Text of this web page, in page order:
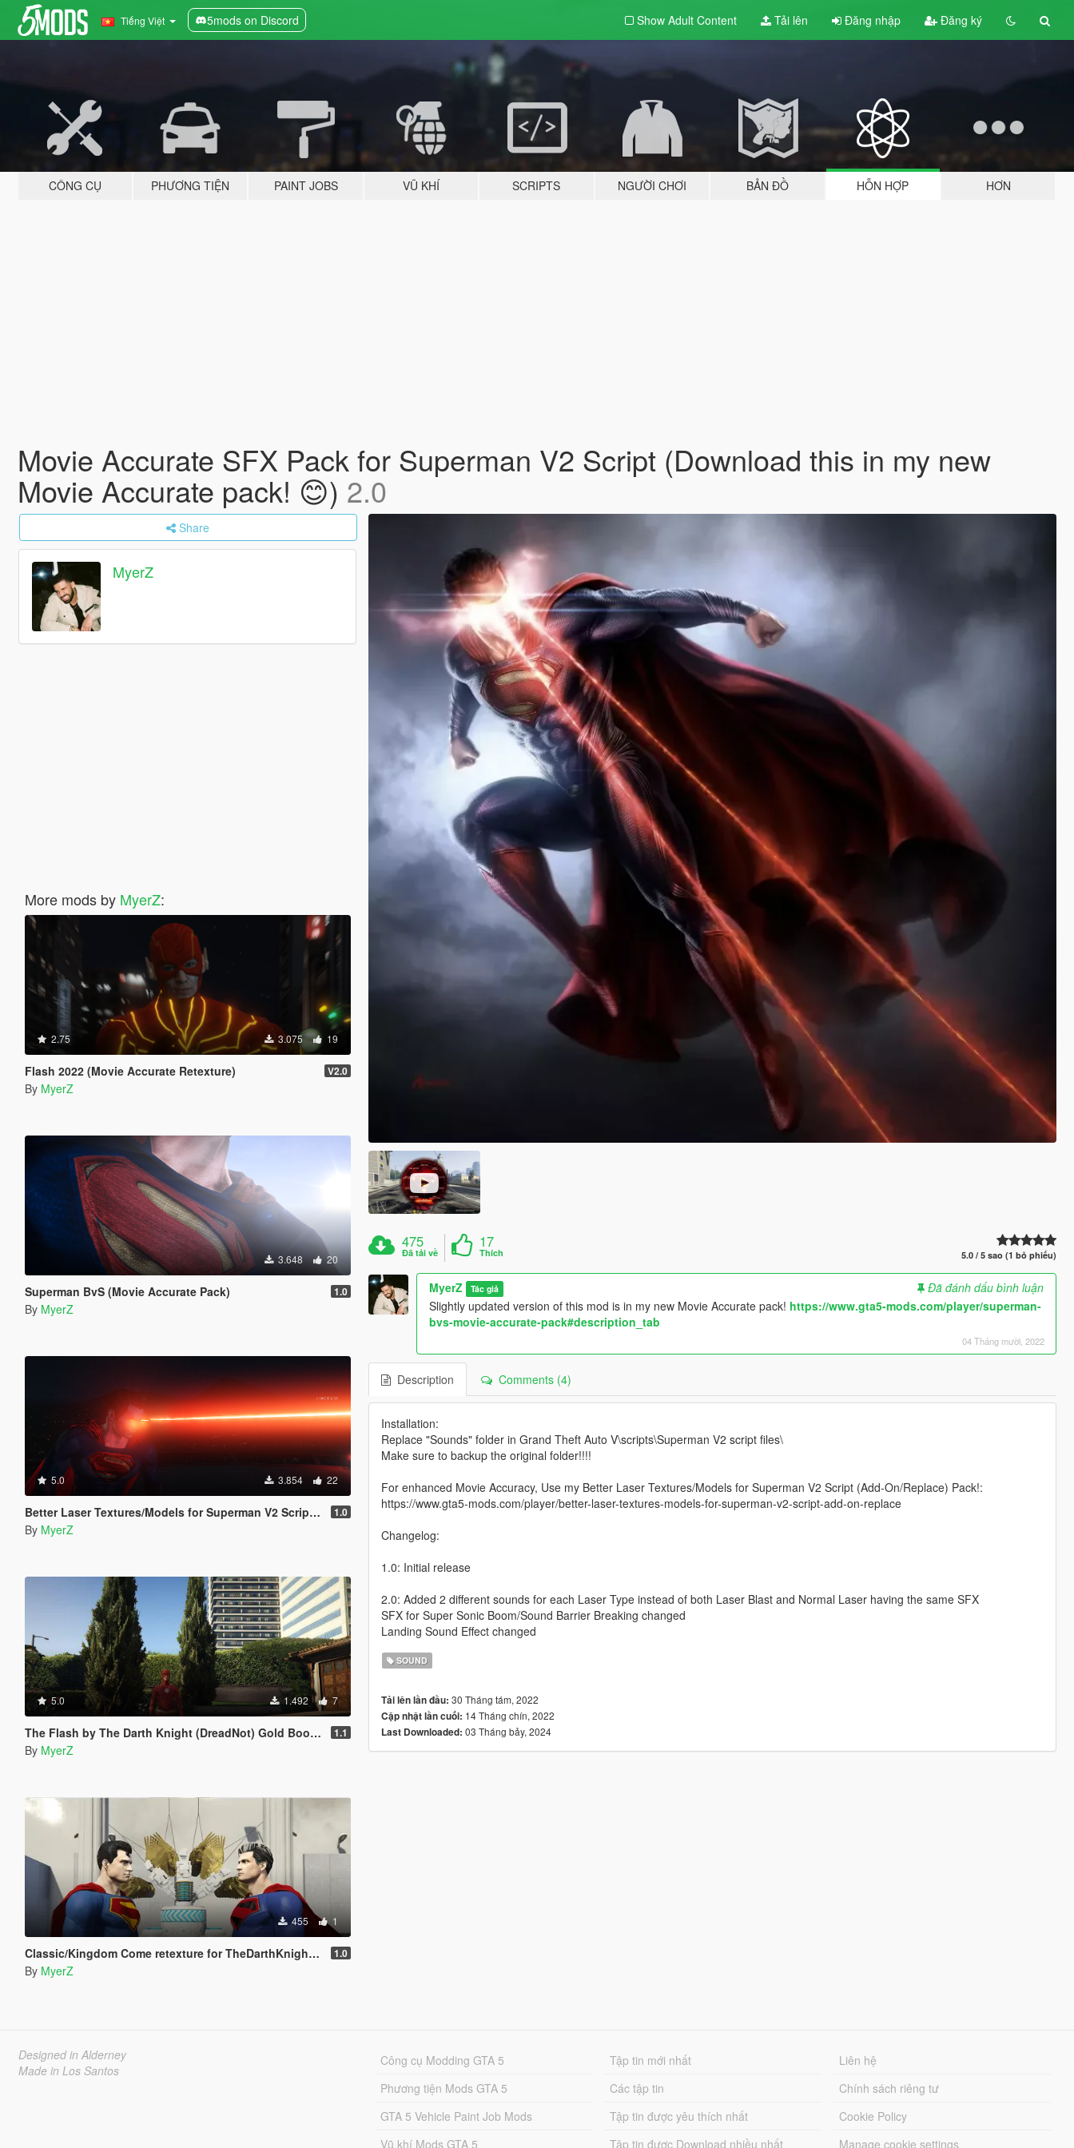
Tiếng Việt 5mods on Discord Show Adult Content Tải lên Đăng nhập Đăng ký
CÔNG CỤ PHƯƠNG TIỆN PAINT JOBS VŨ KHÍ SCRIPTS NGƯỜI CHƠI BẢN ĐỒ HỖN HỢP HƠN
Movie Accurate SFX Pack for Superman V2 Script (Download this in my new
Movie Accurate pack! 😊) 2.0
Share
MyerZ
More mods by MyerZ:
2.75 3.075 19
Flash 2022 (Movie Accurate Retexture) V2.0
By MyerZ
3.648 20
Superman BvS (Movie Accurate Pack) 1.0
By MyerZ
5.0 3.854 22
Better Laser Textures/Models for Superman V2 Script (Download this in my new Movie Accurate pack! 😊) 1.0
By MyerZ
5.0 1.492 7
The Flash by The Darth Knight (DreadNot) Gold Boots Retexture 1.1
By MyerZ
455 1
Classic/Kingdom Come retexture for TheDarthKnight's DCU Superman "Rebirth" model 1.0
By MyerZ
475
Đã tải về
17
Thích 5.0 / 5 sao (1 bỏ phiếu)
MyerZ Tác giả
Đã đánh dấu bình luận
Slightly updated version of this mod is in my new Movie Accurate pack! https://www.gta5-mods.com/player/superman-
bvs-movie-accurate-pack#description_tab
04 Tháng mười, 2022
Description Comments (4)
Installation:
Replace "Sounds" folder in Grand Theft Auto V\scripts\Superman V2 script files\
Make sure to backup the original folder!!!!
For enhanced Movie Accuracy, Use my Better Laser Textures/Models for Superman V2 Script (Add-On/Replace) Pack!:
https://www.gta5-mods.com/player/better-laser-textures-models-for-superman-v2-script-add-on-replace
Changelog:
1.0: Initial release
2.0: Added 2 different sounds for each Laser Type instead of both Laser Blast and Normal Laser having the same SFX
SFX for Super Sonic Boom/Sound Barrier Breaking changed
Landing Sound Effect changed
SOUND
Tải lên lần đầu: 30 Tháng tám, 2022
Cập nhật lần cuối: 14 Tháng chín, 2022
Last Downloaded: 03 Tháng bảy, 2024
Designed in Alderney
Made in Los Santos
Công cụ Modding GTA 5
Phương tiện Mods GTA 5
GTA 5 Vehicle Paint Job Mods
Vũ khí Mods GTA 5
Tập tin mới nhất
Các tập tin
Tập tin được yêu thích nhất
Tập tin được Download nhiều nhất
Liên hệ
Chính sách riêng tư
Cookie Policy
Manage cookie settings